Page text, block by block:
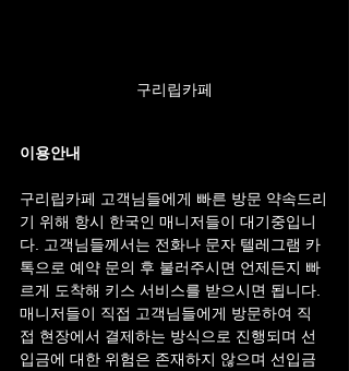
구리립카페
이용안내
구리립카페 고객님들에게 빠른 방문 약속드리
기 위해 항시 한국인 매니저들이 대기중입니
다. 고객님들께서는 전화나 문자 텔레그램 카
톡으로 예약 문의 후 불러주시면 언제든지 빠
르게 도착해 키스 서비스를 받으시면 됩니다.
매니저들이 직접 고객님들에게 방문하여 직
접 현장에서 결제하는 방식으로 진행되며 선
입금에 대한 위험은 존재하지 않으며 선입금